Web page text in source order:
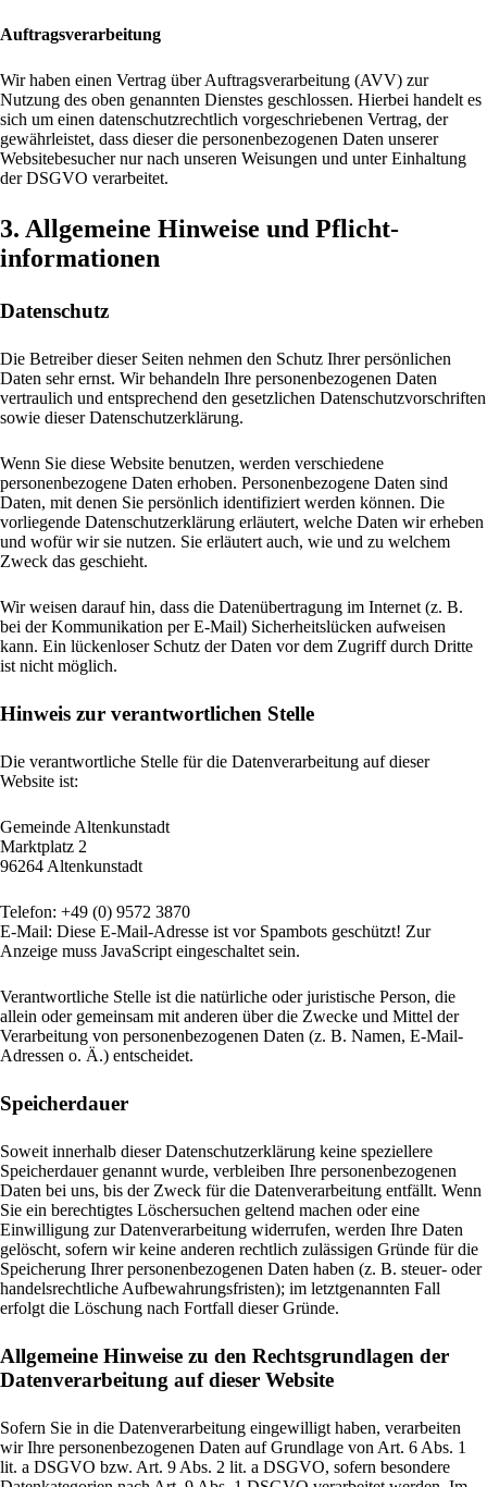
Auftragsverarbeitung
Wir haben einen Vertrag über Auftragsverarbeitung (AVV) zur
Nutzung des oben genannten Dienstes geschlossen. Hierbei handelt es
sich um einen datenschutzrechtlich vorgeschriebenen Vertrag, der
gewährleistet, dass dieser die personenbezogenen Daten unserer
Websitebesucher nur nach unseren Weisungen und unter Einhaltung
der DSGVO verarbeitet.
3. Allgemeine Hinweise und Pflicht­
informationen
Datenschutz
Die Betreiber dieser Seiten nehmen den Schutz Ihrer persönlichen
Daten sehr ernst. Wir behandeln Ihre personenbezogenen Daten
vertraulich und entsprechend den gesetzlichen Datenschutzvorschriften
sowie dieser Datenschutzerklärung.
Wenn Sie diese Website benutzen, werden verschiedene
personenbezogene Daten erhoben. Personenbezogene Daten sind
Daten, mit denen Sie persönlich identifiziert werden können. Die
vorliegende Datenschutzerklärung erläutert, welche Daten wir erheben
und wofür wir sie nutzen. Sie erläutert auch, wie und zu welchem
Zweck das geschieht.
Wir weisen darauf hin, dass die Datenübertragung im Internet (z. B.
bei der Kommunikation per E-Mail) Sicherheitslücken aufweisen
kann. Ein lückenloser Schutz der Daten vor dem Zugriff durch Dritte
ist nicht möglich.
Hinweis zur verantwortlichen Stelle
Die verantwortliche Stelle für die Datenverarbeitung auf dieser
Website ist:
Gemeinde Altenkunstadt
Marktplatz 2
96264 Altenkunstadt
Telefon: +49 (0) 9572 3870
E-Mail: Diese E-Mail-Adresse ist vor Spambots geschützt! Zur
Anzeige muss JavaScript eingeschaltet sein.
Verantwortliche Stelle ist die natürliche oder juristische Person, die
allein oder gemeinsam mit anderen über die Zwecke und Mittel der
Verarbeitung von personenbezogenen Daten (z. B. Namen, E-Mail-
Adressen o. Ä.) entscheidet.
Speicherdauer
Soweit innerhalb dieser Datenschutzerklärung keine speziellere
Speicherdauer genannt wurde, verbleiben Ihre personenbezogenen
Daten bei uns, bis der Zweck für die Datenverarbeitung entfällt. Wenn
Sie ein berechtigtes Löschersuchen geltend machen oder eine
Einwilligung zur Datenverarbeitung widerrufen, werden Ihre Daten
gelöscht, sofern wir keine anderen rechtlich zulässigen Gründe für die
Speicherung Ihrer personenbezogenen Daten haben (z. B. steuer- oder
handelsrechtliche Aufbewahrungsfristen); im letztgenannten Fall
erfolgt die Löschung nach Fortfall dieser Gründe.
Allgemeine Hinweise zu den Rechtsgrundlagen der
Datenverarbeitung auf dieser Website
Sofern Sie in die Datenverarbeitung eingewilligt haben, verarbeiten
wir Ihre personenbezogenen Daten auf Grundlage von Art. 6 Abs. 1
lit. a DSGVO bzw. Art. 9 Abs. 2 lit. a DSGVO, sofern besondere